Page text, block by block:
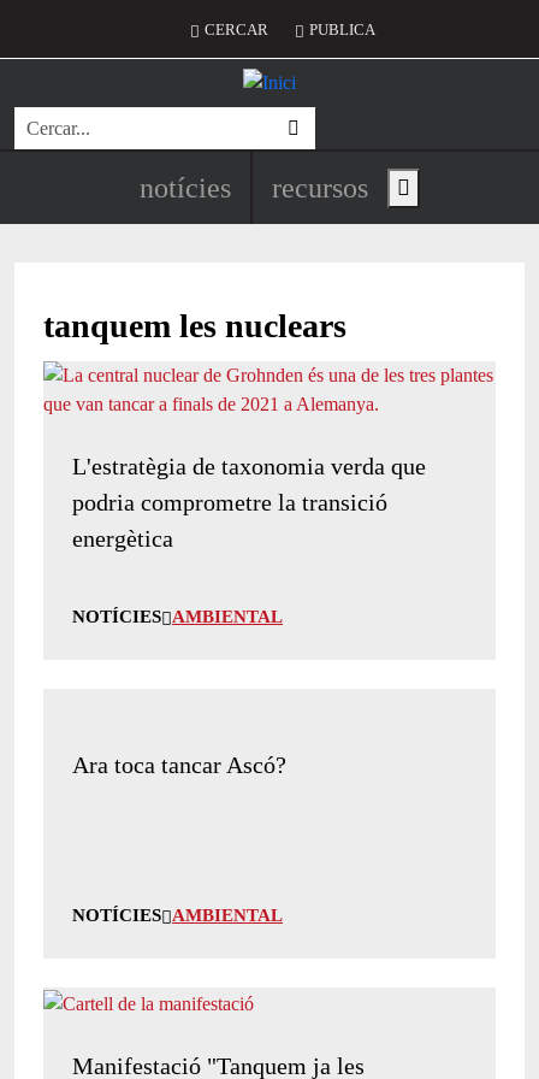
Menú del compte d'usuari
CERCAR PUBLICA
Cerca
Navegació principal de
notícies recursos Show main menu
tanquem les nuclears
L'estratègia de taxonomia verda que
podria comprometre la transició
energètica
NOTÍCIES AMBIENTAL
Ara toca tancar Ascó?
NOTÍCIES AMBIENTAL
Manifestació "Tanquem ja les